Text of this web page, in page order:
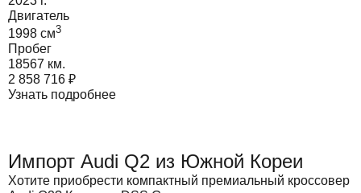
Двигатель
1998 cм3
Пробег
18567 км.
2 858 716 ₽
Узнать подробнее
Импорт Audi Q2 из Южной Кореи
Хотите приобрести компактный премиальный кроссовер